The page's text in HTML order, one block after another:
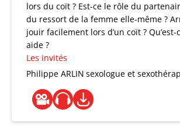
lors du coït ? Est-ce le rôle du
du ressort de la femme elle-même ?
jouir facilement lors d’un coït ? Qu’est-
aide ?
Les invités
Philippe ARLIN sexologue et